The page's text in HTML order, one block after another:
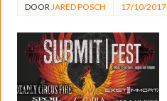
DOOR JARED POSCH 17/10/2017